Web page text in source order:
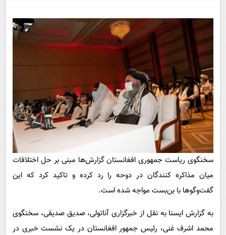
گوناگون
حوادث
محیط زیست
سلامت
فرهنگی
بین الملل
حیات وحش
سیاست خارجی
آشپزی
دانلود
سخنگوی ریاست جمهوری افغانستان گزارش‌ها مبنی بر حل اختلافات
میان مذاکره کنندگان در دوحه را رد کرده و تاکید کرد که این
گفت‌وگوها با بن‌بست مواجه شده است.
به گزارش ایسنا به نقل از خبرگزاری آناتولی، صدیق صدیقی، سخنگوی
محمد اشرف غنی، رئیس جمهور افغانستان در یک نشست خبری در